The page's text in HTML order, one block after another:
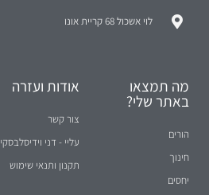
לוי אשכול 68 קריית אונו
מה תמצאו
באתר שלי?
הורים
חינוך
יחסים
אודות ועזרה
צור קשר
עליי - דני וידיסלבסקי
תקנון ותנאי שימוש